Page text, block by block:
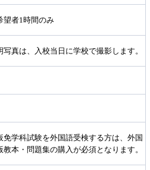
望者1時間のみ
写真は、入校当日に学校で撮影します。
免学科試験を外国語受検する方は、外国
教本・問題集の購入が必須となります。